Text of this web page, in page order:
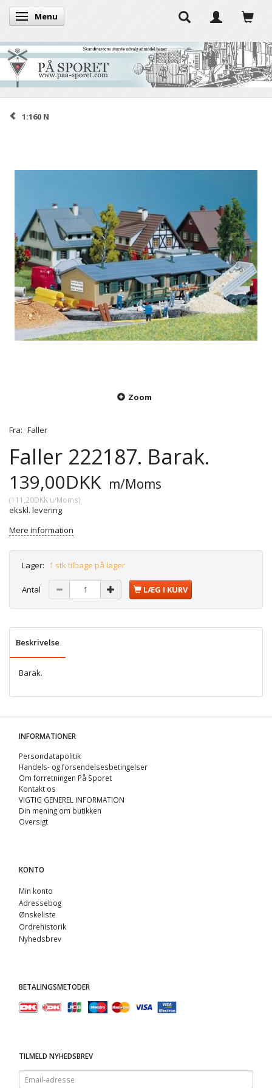
Skifte navigation
Menu
1:160 N
Zoom
Fra: Faller
Faller 222187. Barak.
139,00DKK m/Moms
(111,20DKK u/Moms)
ekskl. levering
Mere information
Lager: 1 stk tilbage på lager
Antal LÆG I KURV
Beskrivelse
Barak.
INFORMATIONER
Persondatapolitik
Handels- og forsendelsesbetingelser
Om forretningen På Sporet
Kontakt os
VIGTIG GENEREL INFORMATION
Din mening om butikken
Oversigt
KONTO
Min konto
Adressebog
Ønskeliste
Ordrehistorik
Nyhedsbrev
BETALINGSMETODER
TILMELD NYHEDSBREV
Email-
adresse